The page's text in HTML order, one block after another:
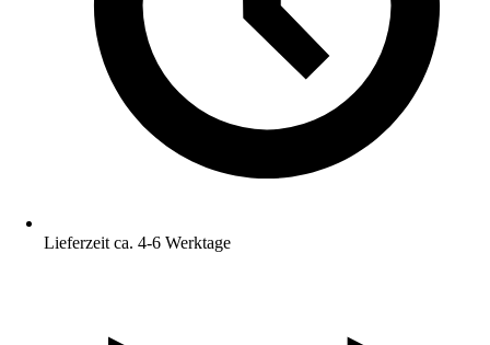
Lieferzeit ca. 4-6 Werktage